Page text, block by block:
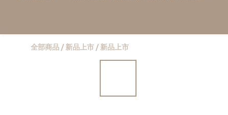
全部商品 / 新品上市 / 新品上市